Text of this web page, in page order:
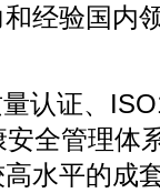
经验国内
证、
全管理体
水平的成